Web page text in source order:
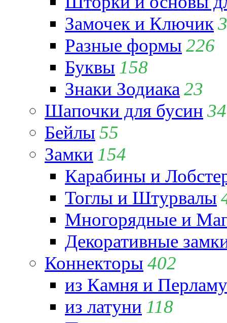
Замочек и Ключик
Разные формы 226
Буквы 158
Знаки Зодиака 23
Шапочки для бусин 34
Бейлы 55
Замки 154
Карабины и
Тоглы и Штурвалы
Многорядные и
Декоративные
Коннекторы 402
из Камня и
из латуни 118